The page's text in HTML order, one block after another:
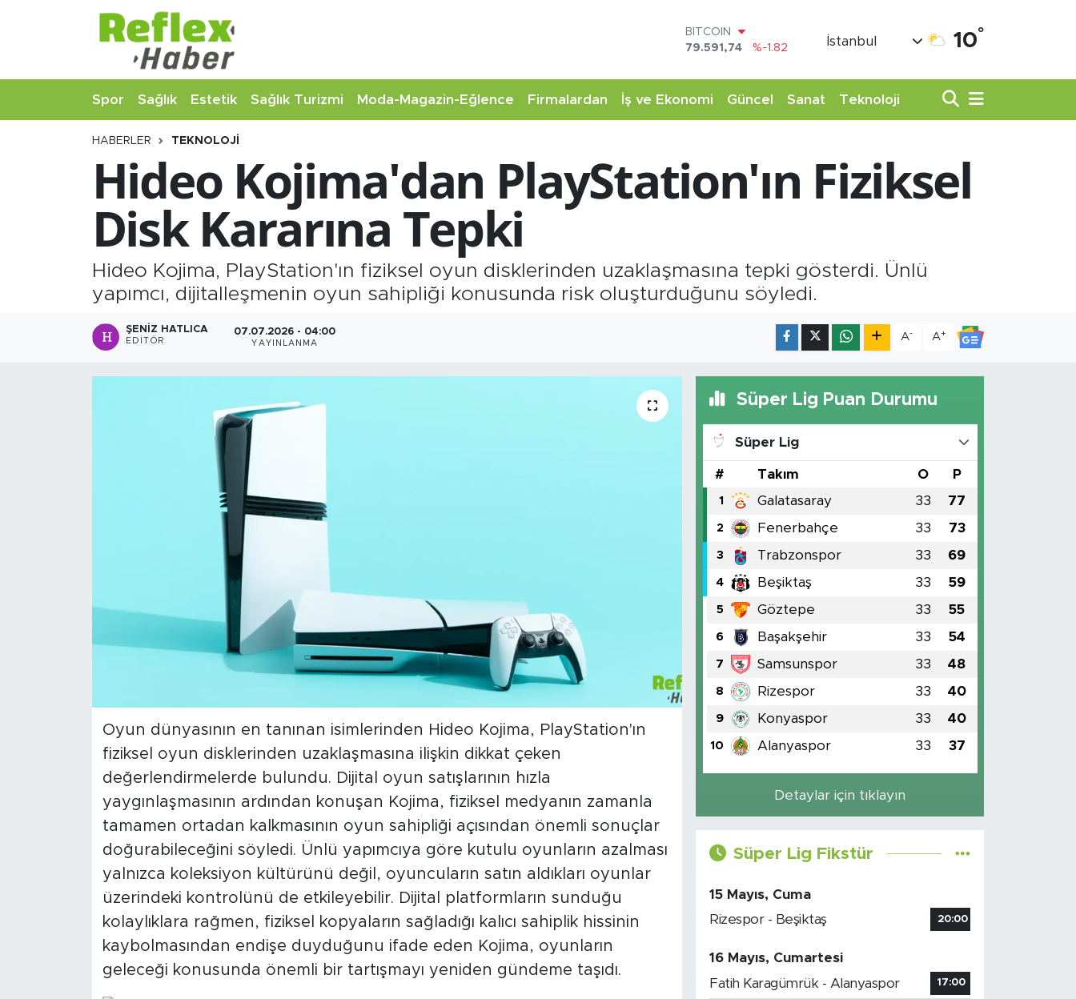
79.591,74
DOLAR
53,38690
%0.19
BİST100
14.598,00
İstanbul 10°
Spor Sağlık Estetik Sağlık Turizmi Moda-Magazin-Eğlence Firmalardan İş ve Ekonomi Güncel Sanat Teknoloji
HABERLER TEKNOLOJI
Hideo Kojima'dan PlayStation'ın Fiziksel
Disk Kararına Tepki
Hideo Kojima, PlayStation'ın fiziksel oyun disklerinden uzaklaşmasına tepki gösterdi. Ünlü
yapımcı, dijitalleşmenin oyun sahipliği konusunda risk oluşturduğunu söyledi.
ŞENIZ HATLICA
EDITÖR
07.07.2026 - 04:00
YAYINLANMA
A- A+
Oyun dünyasının en tanınan isimlerinden Hideo Kojima, PlayStation'ın
fiziksel oyun disklerinden uzaklaşmasına ilişkin dikkat çeken
değerlendirmelerde bulundu. Dijital oyun satışlarının hızla
yaygınlaşmasının ardından konuşan Kojima, fiziksel medyanın zamanla
tamamen ortadan kalkmasının oyun sahipliği açısından önemli sonuçlar
doğurabileceğini söyledi. Ünlü yapımcıya göre kutulu oyunların azalması
yalnızca koleksiyon kültürünü değil, oyuncuların satın aldıkları oyunlar
üzerindeki kontrolünü de etkileyebilir. Dijital platformların sunduğu
kolaylıklara rağmen, fiziksel kopyaların sağladığı kalıcı sahiplik hissinin
kaybolmasından endişe duyduğunu ifade eden Kojima, oyunların
geleceği konusunda önemli bir tartışmayı yeniden gündeme taşıdı.
Süper Lig Puan Durumu
Süper Lig
# Takım O P
1 Galatasaray 33 77
2 Fenerbahçe 33 73
3 Trabzonspor 33 69
4 Beşiktaş 33 59
5 Göztepe 33 55
6 Başakşehir 33 54
7 Samsunspor 33 48
8 Rizespor 33 40
9 Konyaspor 33 40
10 Alanyaspor 33 37
Detaylar için tıklayın
Süper Lig Fikstür
15 Mayıs, Cuma
Rizespor - Beşiktaş
20:00
16 Mayıs, Cumartesi
Fatih Karagümrük - Alanyaspor
17:00
Estetik
Firmalardan
İş ve Ekonomi
Moda-Magazin-Eğlence
Sağlık Turizmi
Nöbetçi Eczaneler
Hava Durumu
Namaz Vakitleri
Trafik Durumu
Şampiyonlar Ligi Puan Durumu ve Fikstür
Tüm Manşetler
Son Dakika Haberleri
Haber Arşivi